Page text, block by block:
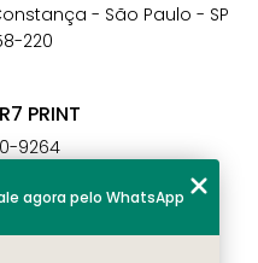
- São Paulo - SP
220
PRINT
9264
6664
agora pelo WhatsApp